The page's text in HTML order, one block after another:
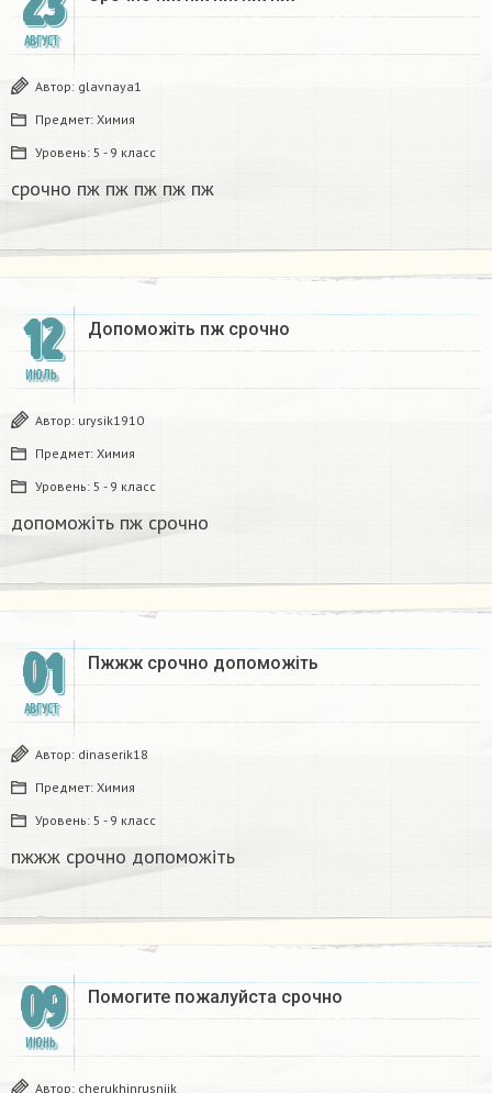
АВГУСТ
Автор: glavnaya1
Предмет: Химия
Уровень: 5 - 9 класс
срочно пж пж пж пж пж​
12
ИЮЛЬ
Допоможіть пж срочно​
Автор: urysik1910
Предмет: Химия
Уровень: 5 - 9 класс
допоможіть пж срочно​
01
АВГУСТ
Пжжж срочно допоможіть
Автор: dinaserik18
Предмет: Химия
Уровень: 5 - 9 класс
пжжж срочно допоможіть
09
ИЮНЬ
Помогите пожалуйста срочно​
Автор: cherukhinrusnijk